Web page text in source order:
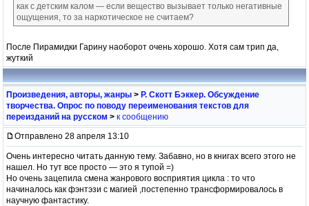
как с детским калом — если вещество вызывает только негативные
ощущения, то за наркотическое не считаем?
После Пирамидки Гарину наоборот очень хорошо. Хотя сам трип да,
жуткий
Произведения, авторы, жанры > Р. Скотт Бэккер. Обсуждение
творчества. Опрос по поводу переименования текстов для
переизданий на русском > к сообщению
Отправлено 28 апреля 13:10
Очень интересно читать данную тему. Забавно, но в книгах всего этого не
нашел. Но тут все просто — это я тупой =)
Но очень зацепила смена жанрового восприятия цикла : то что
начиналось как фэнтэзи с магией ,постепенно трансформировалось в
научную фантастику.